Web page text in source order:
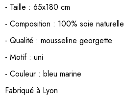
- Taille : 65x180 cm
- Composition : 100% soie naturelle
- Qualité : mousseline georgette
- Motif : uni
- Couleur : bleu marine
Fabriqué à Lyon